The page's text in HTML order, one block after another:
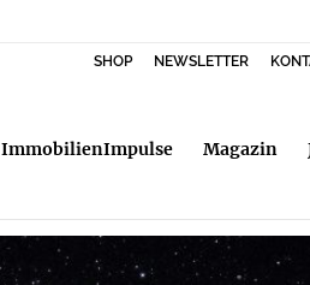
SHOP NEWSLETTER
ImmobilienImpulse Magazin